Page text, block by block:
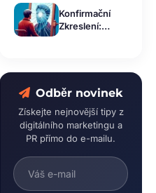
Konfirmační
Zkreslení:
Jak ho
překonat! [+
praxe]
Odběr novinek
Získejte nejnovější tipy z
digitálního marketingu a
PR přímo do e-mailu.